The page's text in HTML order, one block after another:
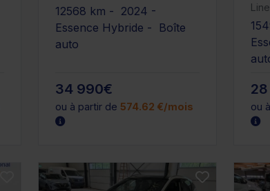
12568 km - 2024 -
Essence Hybride - Boîte
auto
34 990€
ou à partir de 574.62 €/mois ou